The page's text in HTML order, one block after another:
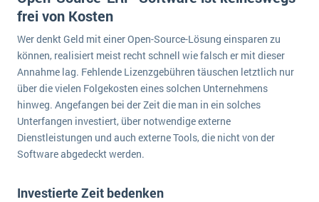
frei von Kosten
Wer denkt Geld mit einer Open-Source-Lösung einsparen zu
können, realisiert meist recht schnell wie falsch er mit dieser
Annahme lag. Fehlende Lizenzgebühren täuschen letztlich nur
über die vielen Folgekosten eines solchen Unternehmens
hinweg. Angefangen bei der Zeit die man in ein solches
Unterfangen investiert, über notwendige externe
Dienstleistungen und auch externe Tools, die nicht von der
Software abgedeckt werden.
Investierte Zeit bedenken